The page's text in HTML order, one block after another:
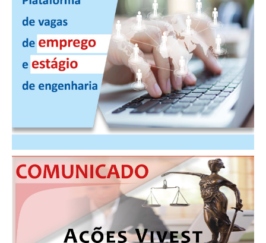
ACORDOS, CONVENÇÕES E DISSÍDIOS
CONTRIBUIÇÕES
CONTRIBUIÇÃO ASSISTENCIAL
CONTRIBUIÇÃO ASSOCIATIVA OU ANUIDADE DE SÓCIO
CONTRIBUIÇÃO SINDICAL URBANA
REVISÃO DE APOSENTADORIA
FGTS EXPURGOS
FGTS CORREÇÃO
LEGISLAÇÃO
LEI 4.950-A/1966 – PISO SALARIAL